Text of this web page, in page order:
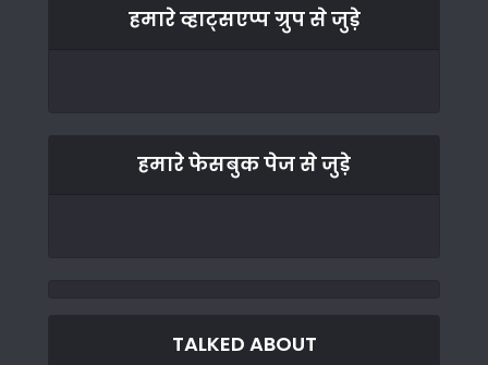
हमारे व्हाट्सएप्प ग्रुप से जुड़े
हमारे फेसबुक पेज से जुड़े
TALKED ABOUT